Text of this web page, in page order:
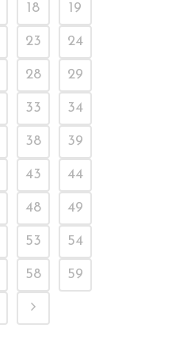
18 19
23 24
28 29
33 34
38 39
43 44
48 49
53 54
58 59